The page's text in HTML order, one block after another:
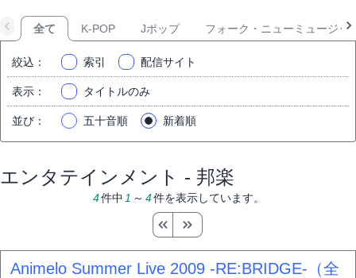
全て K-POP Jポップ フォーク・ニューミュージッ
絞込 ： 索引 配信サイト
表示 ： タイトルのみ
並び ： 五十音順 新着順
エンタテインメント - 邦楽
4件中 1 ～ 4件を表示しています。
Animelo Summer Live 2009 -RE:BRIDGE-（全